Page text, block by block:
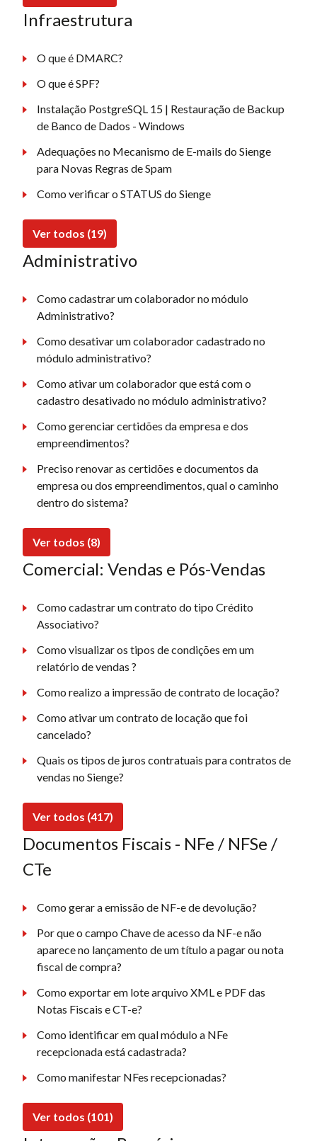
Infraestrutura
O que é DMARC?
O que é SPF?
Instalação PostgreSQL 15 | Restauração de Backup
de Banco de Dados - Windows
Adequações no Mecanismo de E-mails do Sienge
para Novas Regras de Spam
Como verificar o STATUS do Sienge
Ver todos (19)
Administrativo
Como cadastrar um colaborador no módulo
Administrativo?
Como desativar um colaborador cadastrado no
módulo administrativo?
Como ativar um colaborador que está com o
cadastro desativado no módulo administrativo?
Como gerenciar certidões da empresa e dos
empreendimentos?
Preciso renovar as certidões e documentos da
empresa ou dos empreendimentos, qual o caminho
dentro do sistema?
Ver todos (8)
Comercial: Vendas e Pós-Vendas
Como cadastrar um contrato do tipo Crédito
Associativo?
Como visualizar os tipos de condições em um
relatório de vendas ?
Como realizo a impressão de contrato de locação?
Como ativar um contrato de locação que foi
cancelado?
Quais os tipos de juros contratuais para contratos de
vendas no Sienge?
Ver todos (417)
Documentos Fiscais - NFe / NFSe /
CTe
Como gerar a emissão de NF-e de devolução?
Por que o campo Chave de acesso da NF-e não
aparece no lançamento de um título a pagar ou nota
fiscal de compra?
Como exportar em lote arquivo XML e PDF das
Notas Fiscais e CT-e?
Como identificar em qual módulo a NFe
recepcionada está cadastrada?
Como manifestar NFes recepcionadas?
Ver todos (101)